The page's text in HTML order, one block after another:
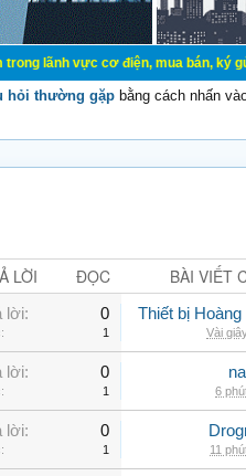
cơ điện, mua bán, ký gửi, cho
hỏi thường gặp bằng cách nhấn
LỜI ĐỌC BÀI VIẾT
lời: 0
1
Thiết bị Hoàng
Vài
lời: 0
1 6
lời: 0
1 11